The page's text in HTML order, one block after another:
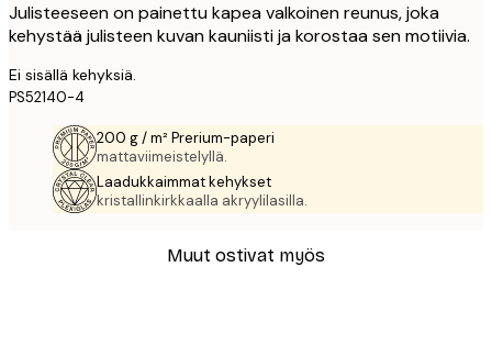
Julisteeseen on painettu kapea valkoinen reunus, joka
kehystää julisteen kuvan kauniisti ja korostaa sen motiivia.
Ei sisällä kehyksiä.
PS52140-4
200 g / m² Prerium-paperi
mattaviimeistelyllä.
Laadukkaimmat kehykset
kristallinkirkkaalla akryylilasilla.
Muut ostivat myös